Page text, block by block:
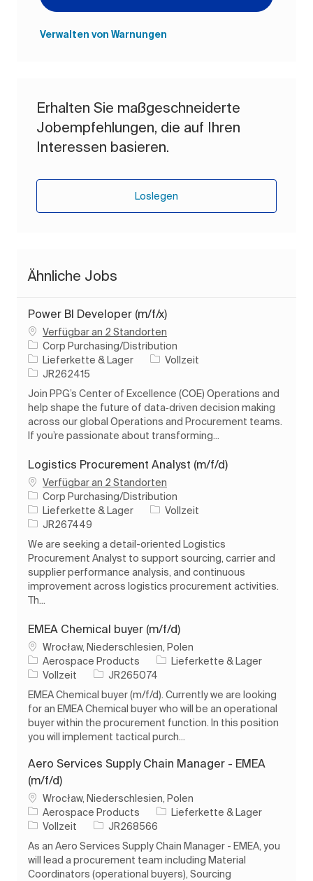
Verwalten von Warnungen
Erhalten Sie maßgeschneiderte
Jobempfehlungen, die auf Ihren
Interessen basieren.
Loslegen
Ähnliche Jobs
Power BI Developer (m/f/x)
Verfügbar an 2 Standorten
Corp Purchasing/Distribution
Kategorie
Lieferkette & Lager Auftragstyp
Vollzeit
Auftrags-ID
JR262415
Join PPG’s Center of Excellence (COE) Operations and
help shape the future of data‑driven decision making
across our global Operations and Procurement teams.
If you’re passionate about transforming...
Logistics Procurement Analyst (m/f/d)
Verfügbar an 2 Standorten
Corp Purchasing/Distribution
Kategorie
Lieferkette & Lager Auftragstyp
Vollzeit
Auftrags-ID
JR267449
We are seeking a detail-oriented Logistics
Procurement Analyst to support sourcing, carrier and
supplier performance analysis, and continuous
improvement across logistics procurement activities.
Th...
EMEA Chemical buyer (m/f/d)
Ort Wrocław, Niederschlesien, Polen
Aerospace Products
Kategorie
Lieferkette & Lager
Auftragstyp
Vollzeit Auftrags-ID
JR265074
EMEA Chemical buyer (m/f/d). Currently we are looking
for an EMEA Chemical buyer who will be an operational
buyer within the procurement function. In this position
you will implement tactical purch...
Aero Services Supply Chain Manager - EMEA
(m/f/d)
Ort Wrocław, Niederschlesien, Polen
Aerospace Products
Kategorie
Lieferkette & Lager
Auftragstyp
Vollzeit Auftrags-ID
JR268566
As an Aero Services Supply Chain Manager - EMEA, you
will lead a procurement team including Material
Coordinators (operational buyers), Sourcing